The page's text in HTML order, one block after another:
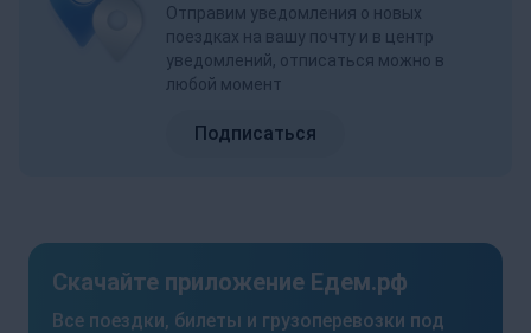
Отправим уведомления о новых
поездках на вашу почту и в центр
уведомлений, отписаться можно в
любой момент
Подписаться
Скачайте приложение Едем.рф
Все поездки, билеты и грузоперевозки под